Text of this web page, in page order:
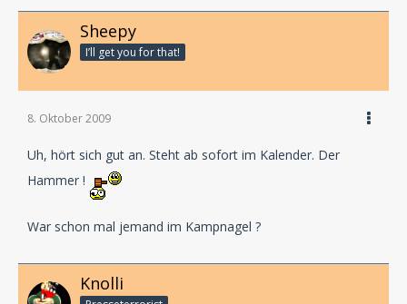
Sheepy
I’ll get you for that!
8. Oktober 2009
Uh, hört sich gut an. Steht ab sofort im Kalender. Der
Hammer !
War schon mal jemand im Kampnagel ?
Knolli